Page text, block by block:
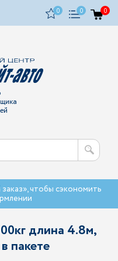
0 0 0
чтобы сэкономить
длина 4.8м,
пакете